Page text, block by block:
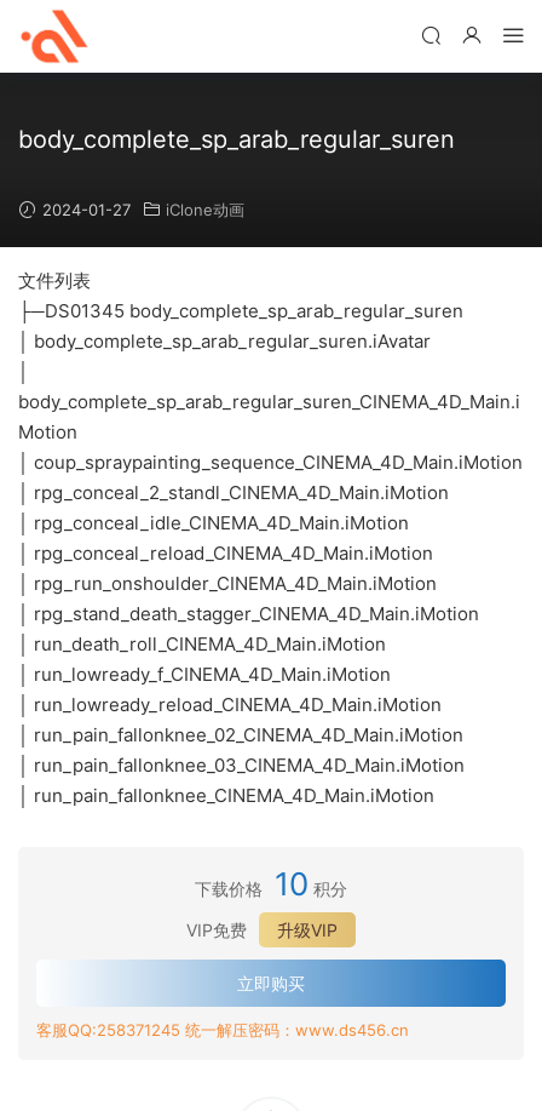
body_complete_sp_arab_regular_suren
2024-01-27 iClone动画
文件列表
├─DS01345 body_complete_sp_arab_regular_suren
│ body_complete_sp_arab_regular_suren.iAvatar
body_complete_sp_arab_regular_suren_CINEMA_4D_Main.i
Motion
│ coup_spraypainting_sequence_CINEMA_4D_Main.iMotion
│ rpg_conceal_2_standl_CINEMA_4D_Main.iMotion
│ rpg_conceal_idle_CINEMA_4D_Main.iMotion
│ rpg_conceal_reload_CINEMA_4D_Main.iMotion
│ rpg_run_onshoulder_CINEMA_4D_Main.iMotion
│ rpg_stand_death_stagger_CINEMA_4D_Main.iMotion
│ run_death_roll_CINEMA_4D_Main.iMotion
│ run_lowready_f_CINEMA_4D_Main.iMotion
│ run_lowready_reload_CINEMA_4D_Main.iMotion
│ run_pain_fallonknee_02_CINEMA_4D_Main.iMotion
│ run_pain_fallonknee_03_CINEMA_4D_Main.iMotion
│ run_pain_fallonknee_CINEMA_4D_Main.iMotion
下载价格 10 积分
VIP免费
升级VIP
立即购买
客服QQ:258371245 统一解压密码：www.ds456.cn